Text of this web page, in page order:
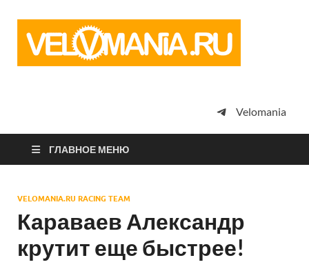
просто
Velomania
ГЛАВНОЕ МЕНЮ
VELOMANIA.RU RACING TEAM
Караваев Александр
крутит еще быстрее!